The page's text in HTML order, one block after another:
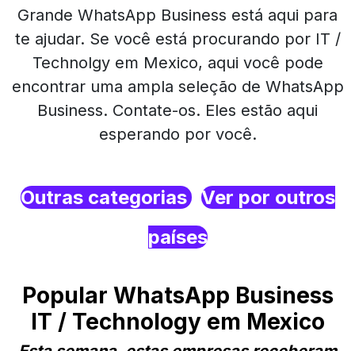
Grande WhatsApp Business está aqui para
te ajudar. Se você está procurando por IT /
Technolgy em Mexico, aqui você pode
encontrar uma ampla seleção de WhatsApp
Business. Contate-os. Eles estão aqui
esperando por você.
Outras categorias Ver por outros
países
Popular WhatsApp Business
IT / Technology em Mexico